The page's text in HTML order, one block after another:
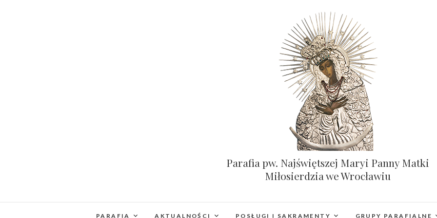
Parafia pw. Najświętszej Maryi Panny Matki
Miłosierdzia we Wrocławiu
PARAFIA AKTUALNOŚCI POSŁUGI I SAKRAMENTY GRUPY PARAFIALNE